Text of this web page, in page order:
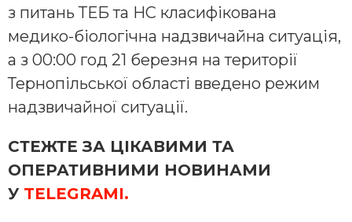
з питань ТЕБ та НС класифікована
медико-біологічна надзвичайна ситуація,
а з 00:00 год 21 березня на території
Тернопільської області введено режим
надзвичайної ситуації.
СТЕЖТЕ ЗА ЦІКАВИМИ ТА
ОПЕРАТИВНИМИ НОВИНАМИ
У TELEGRAMІ.